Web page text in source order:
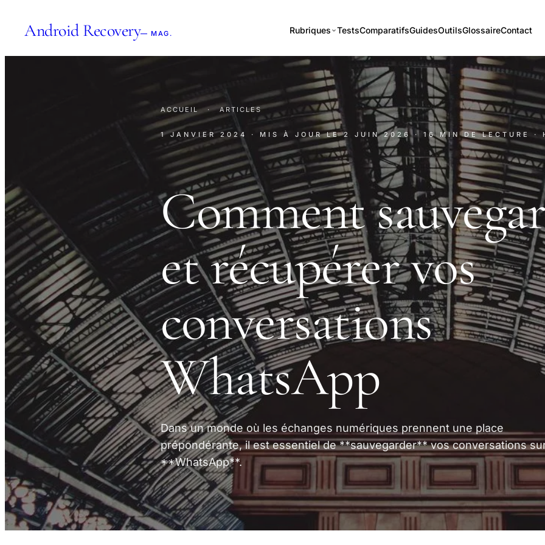
Android Recovery— MAG. Rubriques TestsComparatifsGuidesOutilsGlossaireContact
ACCUEIL · ARTICLES
1 JANVIER 2024 · MIS À JOUR LE2 JUIN 2026 · 16 MIN DE LECTURE ·
Comment
et récupérer vos
conversations
WhatsApp
Dans un monde où les échanges numériques prennent une place
prépondérante, il est essentiel de **sauvegarder** vos conversations
**WhatsApp**.